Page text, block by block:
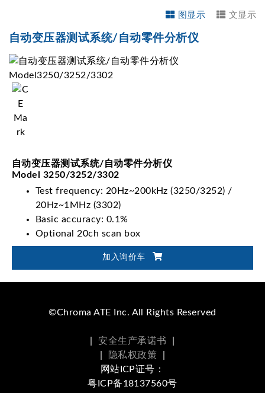
图显示 文显示
自动变压器测试系统/自动零件分析仪
自动变压器测试系统/自动零件分析仪
Model 3250/3252/3302
Test frequency: 20Hz~200kHz (3250/3252) /
20Hz~1MHz (3302)
Basic accuracy: 0.1%
Optional 20ch scan box
Standard RS-232, Handler I/F, optional GPIB I/F
only for LCR function
加入询价车
©Chroma ATE Inc. All Rights Reserved
安全生产承诺书
隐私权政策
网站ICP证号：
粤ICP备18137560号